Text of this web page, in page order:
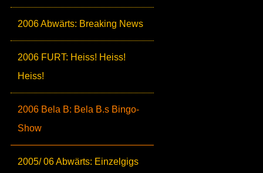
2006 Abwärts: Breaking News
2006 FURT: Heiss! Heiss!
Heiss!
2006 Bela B: Bela B.s Bingo-
Show
2005/ 06 Abwärts: Einzelgigs